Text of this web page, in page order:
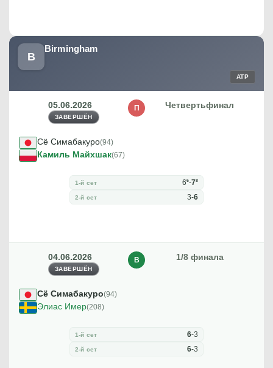
B
Birmingham
ATP
05.06.2026
ЗАВЕРШЁН
Четвертьфинал
П
Сё Симабакуро(94)
Камиль Майхшак(67)
1-й сет 66-78
2-й сет 3-6
04.06.2026
ЗАВЕРШЁН
1/8 финала
В
Сё Симабакуро(94)
Элиас Имер(208)
1-й сет 6-3
2-й сет 6-3